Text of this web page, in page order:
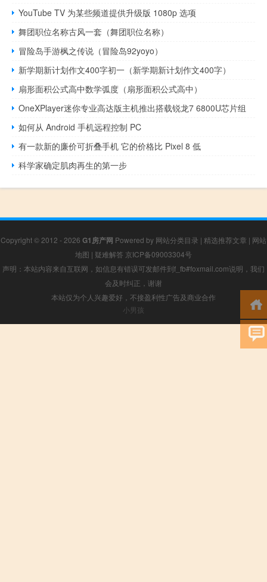
YouTube TV 为某些频道提供升级版 1080p 选项
舞团职位名称古风一套（舞团职位名称）
冒险岛手游枫之传说（冒险岛92yoyo）
新学期新计划作文400字初一（新学期新计划作文400字）
扇形面积公式高中数学弧度（扇形面积公式高中）
OneXPlayer迷你专业高达版主机推出搭载锐龙7 6800U芯片组
如何从 Android 手机远程控制 PC
有一款新的廉价可折叠手机 它的价格比 Pixel 8 低
科学家确定肌肉再生的第一步
Copyright © 2012 - 2026 G1房产网 Powered by 网站分类目录 | 精选推荐文章 | 网站
地图 | 疑难解答 京ICP备09003304号
声明：本站内容来自互联网，如信息有错误可发邮件到f_fb#foxmail.com说明，我们
会及时纠正，谢谢
本站仅为个人兴趣爱好，不接盈利性广告及商业合作
小男孩